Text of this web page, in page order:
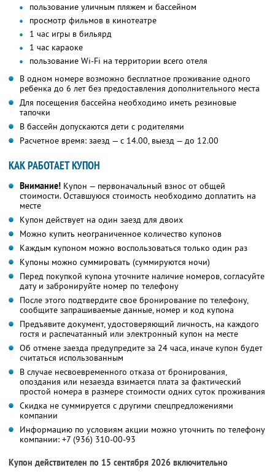
пользование уличным пляжем и бассейном
просмотр фильмов в кинотеатре
1 час игры в бильярд
1 час караоке
пользование Wi-Fi на территории всего отеля
В одном номере возможно бесплатное проживание одного
ребенка до 6 лет без предоставления дополнительного места
Для посещения бассейна необходимо иметь резиновые
тапочки
В бассейн допускаются дети с родителями
Расчетное время: заезд — с 14.00, выезд — до 12.00
КАК РАБОТАЕТ КУПОН
Внимание! Купон — первоначальный взнос от общей
стоимости. Оставшуюся стоимость необходимо доплатить на
месте
Купон действует на один заезд для двоих
Можно купить неограниченное количество купонов
Каждым купоном можно воспользоваться только один раз
Купоны можно суммировать (суммируются ночи)
Перед покупкой купона уточните наличие номеров, согласуйте
дату и забронируйте номер по телефону
После этого подтвердите свое бронирование по телефону,
сообщите запрашиваемые данные, номер и код купона
Предъявите документ, удостоверяющий личность, на каждого
гостя и распечатанный или электронный купон на месте
Об отмене заезда предупредите за 24 часа, иначе купон будет
считаться использованным
В случае несвоевременного отказа от бронирования,
опоздания или незаезда взимается плата за фактический
простой номера в размере стоимости одних суток проживания
Скидка не суммируется с другими спецпредложениями
компании
Информацию по условиям акции можно уточнить по телефону
компании: +7 (936) 310-00-93
Купон действителен по 15 сентября 2026 включительно